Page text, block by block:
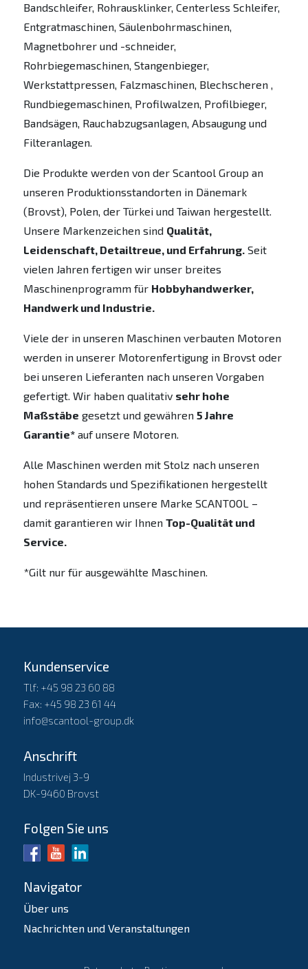
Bandschleifer, Rohrausklinker, Centerless Schleifer,
Entgratmaschinen, Säulenbohrmaschinen,
Magnetbohrer und -schneider,
Rohrbiegemaschinen, Stangenbieger,
Werkstattpressen, Falzmaschinen, Blechscheren ,
Rundbiegemaschinen, Profilwalzen, Profilbieger,
Bandsägen, Rauchabzugsanlagen, Absaugung und
Filteranlagen.
Die Produkte werden von der Scantool Group an
unseren Produktionsstandorten in Dänemark
(Brovst), Polen, der Türkei und Taiwan hergestellt.
Unsere Markenzeichen sind Qualität,
Leidenschaft, Detailtreue, und Erfahrung.Seit
vielen Jahren fertigen wir unser breites
Maschinenprogramm für Hobbyhandwerker,
Handwerk und Industrie.
Viele der in unseren Maschinen verbauten Motoren
werden in unserer Motorenfertigung in Brovst oder
bei unseren Lieferanten nach unseren Vorgaben
gefertigt. Wir haben qualitativ sehr hohe
Maßstäbe gesetzt und gewähren 5 Jahre
Garantie*auf unsere Motoren.
Alle Maschinen werden mit Stolz nach unseren
hohen Standards und Spezifikationen hergestellt
und repräsentieren unsere Marke SCANTOOL –
damit garantieren wir Ihnen Top-Qualität und
Service.
*Gilt nur für ausgewählte Maschinen.
Kundenservice
Tlf: +45 98 23 60 88
Fax: +45 98 23 61 44
info@scantool-group.dk
Anschrift
Industrivej 3-9
DK-9460 Brovst
Folgen Sie uns
Navigator
Über uns
Nachrichten und Veranstaltungen